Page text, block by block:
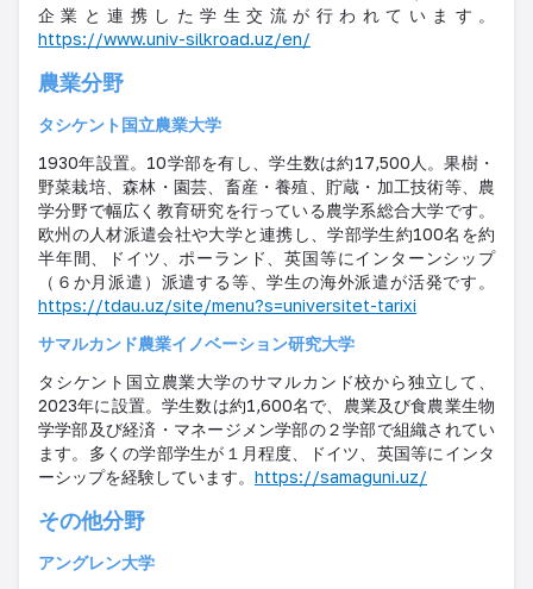
企業と連携した学生交流が行われています。
https://www.univ-silkroad.uz/en/
農業分野
タシケント国立農業大学
1930年設置。10学部を有し、学生数は約17,500人。果樹・
野菜栽培、森林・園芸、畜産・養殖、貯蔵・加工技術等、農
学分野で幅広く教育研究を行っている農学系総合大学です。
欧州の人材派遣会社や大学と連携し、学部学生約100名を約
半年間、ドイツ、ポーランド、英国等にインターンシップ
（６か月派遣） 派遣する等、学生の海外派遣が活発です。
https://tdau.uz/site/menu?s=universitet-tarixi
サマルカンド農業イノベーション研究大学
タシケント国立農業大学のサマルカンド校から独立して、
2023年に設置。学生数は約1,600名で、農業及び食農業生物
学学部及び経済・マネージメン学部の２学部で組織されてい
ます。多くの学部学生が１月程度、ドイツ、英国等にインタ
ーシップを経験しています。 https://samaguni.uz/
その他分野
アングレン大学